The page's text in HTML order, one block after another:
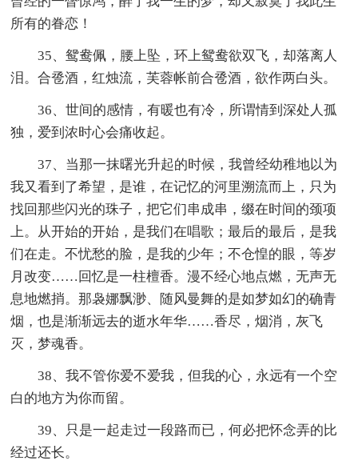
所有的眷恋！
35、鸳鸯佩，腰上坠，环上鸳鸯欲双飞，却落离人
泪。合卺酒，红烛流，芙蓉帐前合卺酒，欲作两白头。
36、世间的感情，有暖也有冷，所谓情到深处人孤
独，爱到浓时心会痛收起。
37、当那一抹曙光升起的时候，我曾经幼稚地以为
我又看到了希望，是谁，在记忆的河里溯流而上，只为
找回那些闪光的珠子，把它们串成串，缀在时间的颈项
上。从开始的开始，是我们在唱歌；最后的最后，是我
们在走。不忧愁的脸，是我的少年；不仓惶的眼，等岁
月改变……回忆是一柱檀香。漫不经心地点燃，无声无
息地燃捎。那袅娜飘渺、随风曼舞的是如梦如幻的确青
烟，也是渐渐远去的逝水年华……香尽，烟消，灰飞
灭，梦魂香。
38、我不管你爱不爱我，但我的心，永远有一个空
白的地方为你而留。
39、只是一起走过一段路而已，何必把怀念弄的比
经过还长。